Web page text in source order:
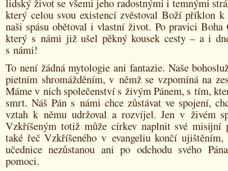
lidský život se všemi jeho radostnými i temnými
který celou svou existencí zvěstoval Boží příklon k
naši spásu obětoval i vlastní život. Po pravici Boha
který s námi již ušel pěkný kousek cesty – a i
s námi!
To není žádná mytologie ani fantazie. Naše
pietním shromážděním, v němž se vzpomíná na
Máme v nich společenství s živým Pánem, s tím,
smrt. Náš Pán s námi chce zůstávat ve spojení,
vztah k němu udržoval a rozvíjel. Jen v živém
Vzkříšeným totiž může církev naplnit své misijní
také řeč Vzkříšeného v evangeliu končí
učednice nezůstanou ani po odchodu svého
pomoci.